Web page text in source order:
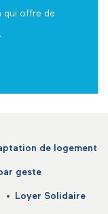
qui offre de
de logement
geste
Loyer Solidaire